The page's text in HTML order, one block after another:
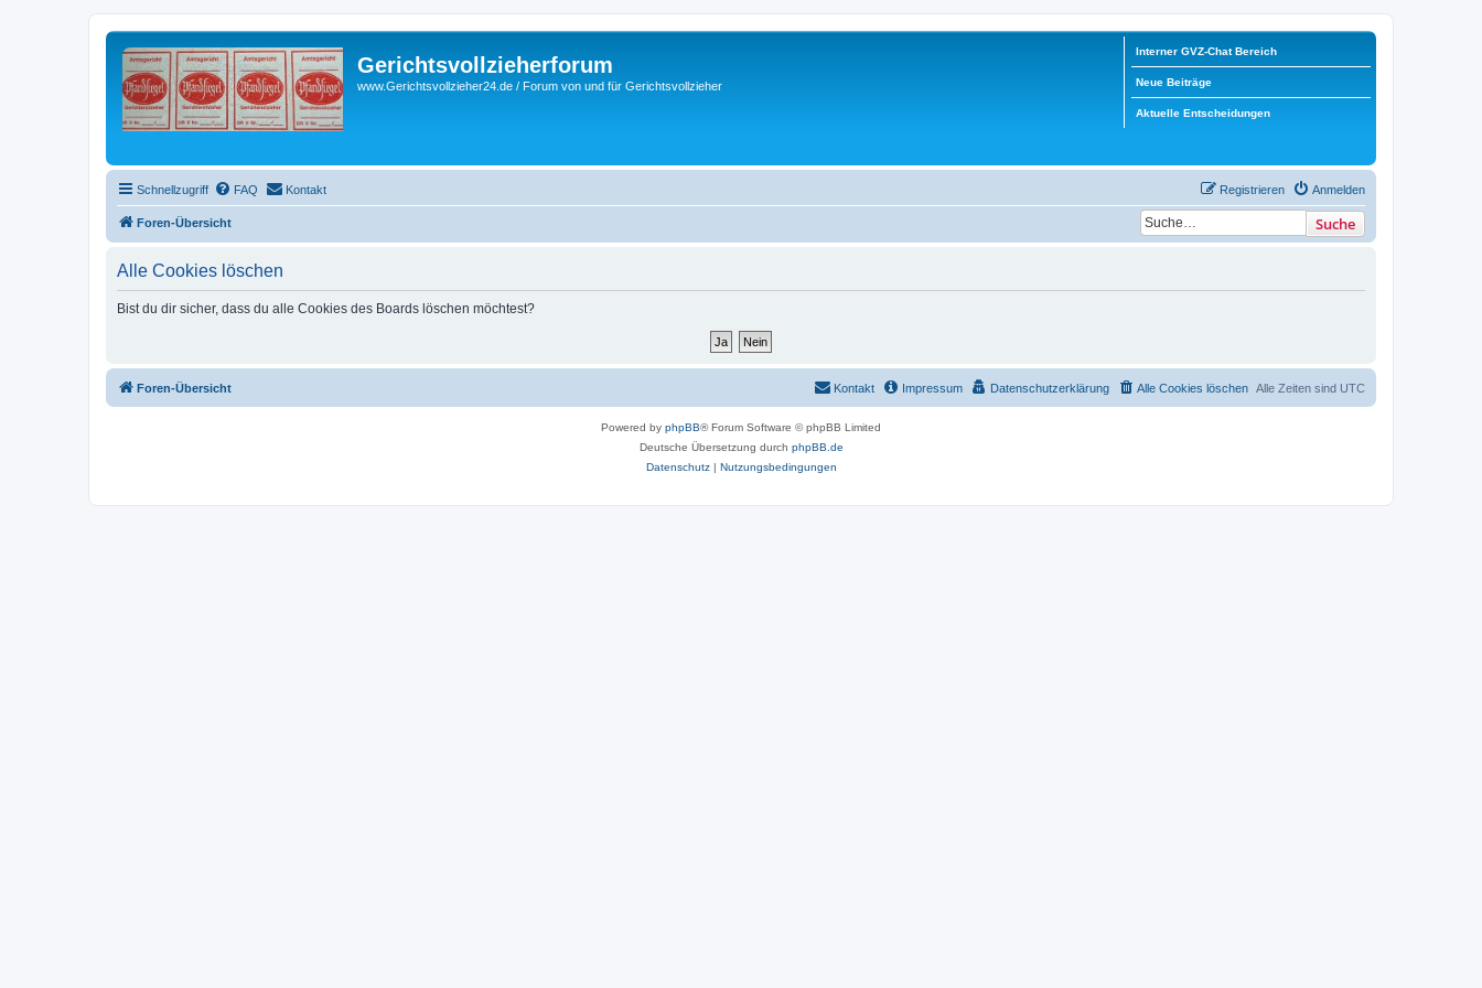
Gerichtsvollzieherforum
www.Gerichtsvollzieher24.de / Forum von und für Gerichtsvollzieher
Interner GVZ-Chat Bereich
Neue Beiträge
Aktuelle Entscheidungen
Schnellzugriff FAQ Kontakt Anmelden
Registrieren
Foren-Übersicht Suche
Alle Cookies löschen
Bist du dir sicher, dass du alle Cookies des Boards löschen möchtest?
Foren-Übersicht Alle Zeiten sind UTC
Alle Cookies löschen
Datenschutzerklärung
Impressum
Kontakt
Powered by phpBB® Forum Software © phpBB Limited
Deutsche Übersetzung durch phpBB.de
Datenschutz| Nutzungsbedingungen